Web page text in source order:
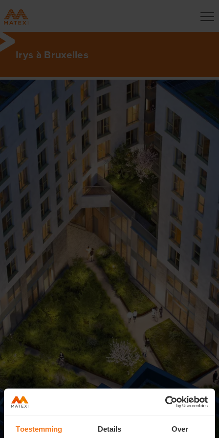
Toestemming Details Over
Irys à Bruxelles